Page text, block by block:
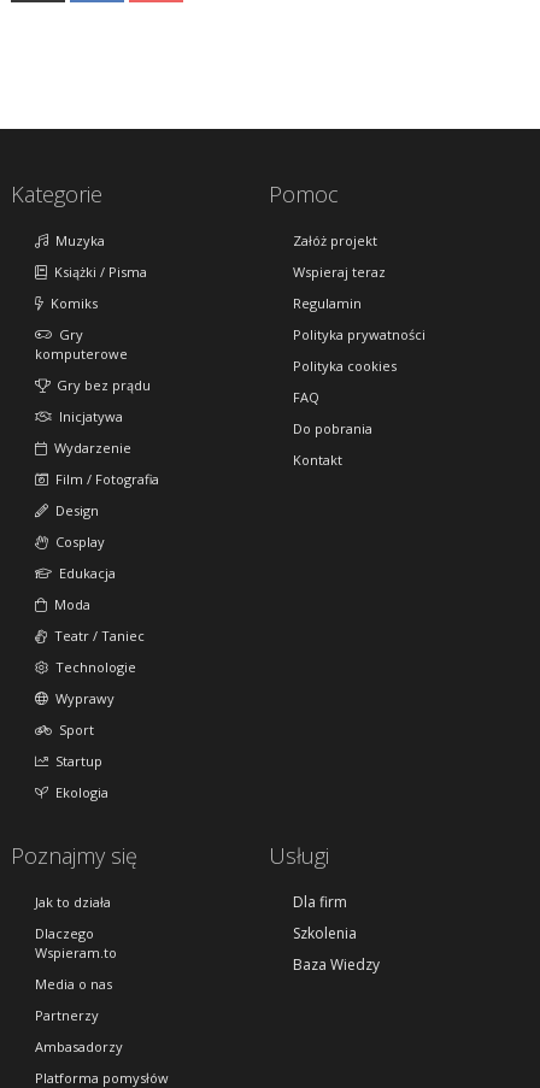
Kategorie
Muzyka
Książki / Pisma
Komiks
Gry
komputerowe
Gry bez prądu
Inicjatywa
Wydarzenie
Film / Fotografia
Design
Cosplay
Edukacja
Moda
Teatr / Taniec
Technologie
Wyprawy
Sport
Startup
Ekologia
Pomoc
Załóż projekt
Wspieraj teraz
Regulamin
Polityka prywatności
Polityka cookies
FAQ
Do pobrania
Kontakt
Poznajmy się
Jak to działa
Dlaczego
Wspieram.to
Media o nas
Partnerzy
Ambasadorzy
Platforma pomysłów
Usługi
Dla firm
Szkolenia
Baza Wiedzy